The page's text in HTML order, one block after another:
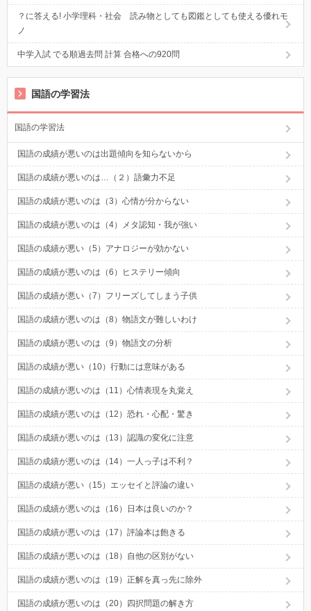
？に答える! 小学理科・社会 読み物としても図鑑としても使える優れモ
ノ
中学入試 でる順過去問 計算 合格への920問
国語の学習法
国語の学習法
国語の成績が悪いのは出題傾向を知らないから
国語の成績が悪いのは…（２）語彙力不足
国語の成績が悪いのは（3）心情が分からない
国語の成績が悪いのは（4）メタ認知・我が強い
国語の成績が悪い（5）アナロジーが効かない
国語の成績が悪いのは（6）ヒステリー傾向
国語の成績が悪い（7）フリーズしてしまう子供
国語の成績が悪いのは（8）物語文が難しいわけ
国語の成績が悪いのは（9）物語文の分析
国語の成績が悪い（10）行動には意味がある
国語の成績が悪いのは（11）心情表現を丸覚え
国語の成績が悪いのは（12）恐れ・心配・驚き
国語の成績が悪いのは（13）認識の変化に注意
国語の成績が悪いのは（14）一人っ子は不利？
国語の成績が悪い（15）エッセイと評論の違い
国語の成績が悪いのは（16）日本は良いのか？
国語の成績が悪いのは（17）評論本は飽きる
国語の成績が悪いのは（18）自他の区別がない
国語の成績が悪いのは（19）正解を真っ先に除外
国語の成績が悪いのは（20）四択問題の解き方